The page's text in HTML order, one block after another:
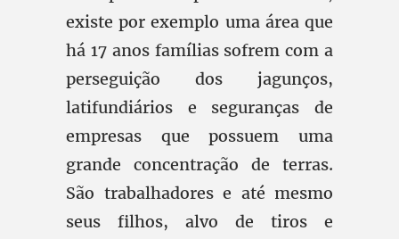
existe por exemplo uma área que
há 17 anos famílias sofrem com a
perseguição dos jagunços,
latifundiários e seguranças de
empresas que possuem uma
grande concentração de terras.
São trabalhadores e até mesmo
seus filhos, alvo de tiros e